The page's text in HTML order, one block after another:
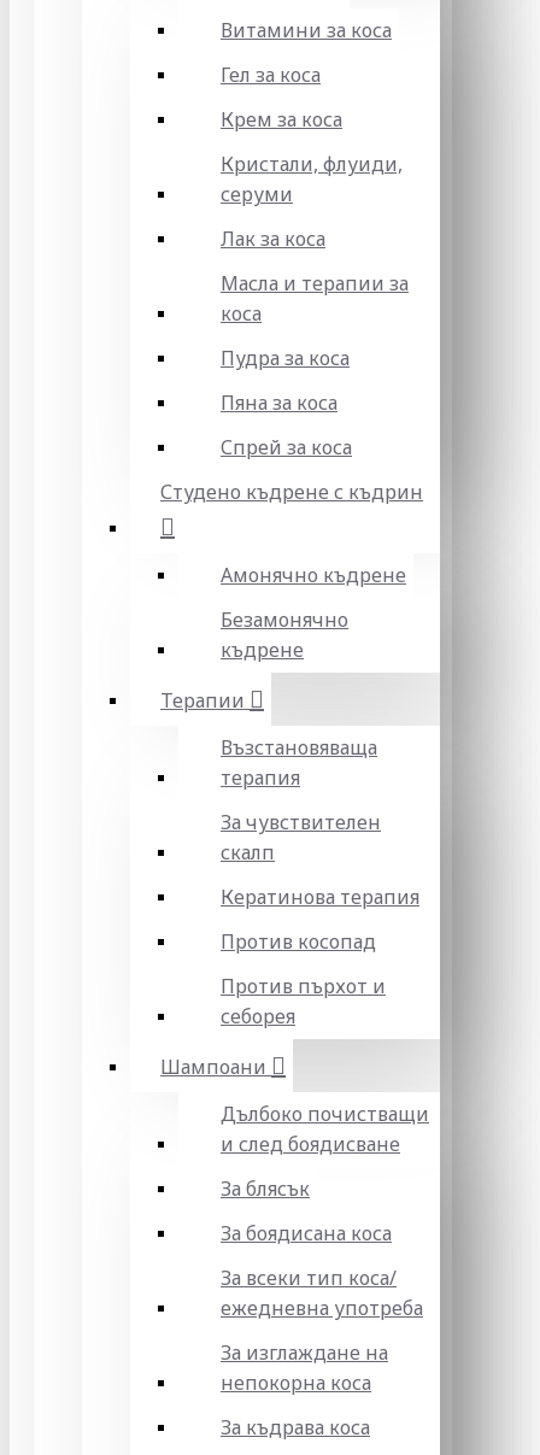
Витамини за коса
Гел за коса
Крем за коса
Кристали, флуиди,
серуми
Лак за коса
Масла и терапии за
коса
Пудра за коса
Пяна за коса
Спрей за коса
Студено къдрене с къдрин
Амонячно къдрене
Безамонячно
къдрене
Терапии
Възстановяваща
терапия
За чувствителен
скалп
Кератинова терапия
Против косопад
Против пърхот и
себорея
Шампоани
Дълбоко почистващи
и след боядисване
За блясък
За боядисана коса
За всеки тип коса/
ежедневна употреба
За изглаждане на
непокорна коса
За къдрава коса